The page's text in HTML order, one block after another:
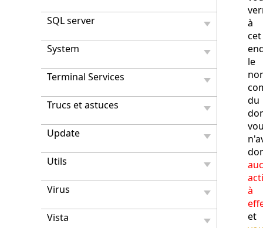
SQL server
System
Terminal Services
Trucs et astuces
Update
Utils
Virus
Vista
à
cet
le
du
à
et